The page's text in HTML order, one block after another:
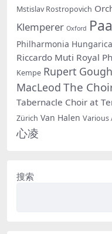
Mstislav Rostropovich
Klemperer Oxford
Philharmonia Hungarica
Riccardo Muti Royal
Kempe Rupert Gough
MacLeod The
Tabernacle Choir at
Zürich Van Halen Various
心凌
搜索